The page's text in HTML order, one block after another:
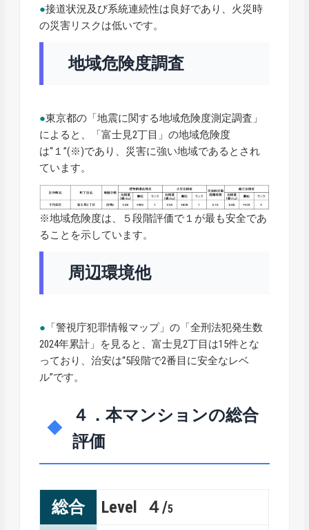
●接道状況及び系統連続性は良好であり、火災時
の災害リスクは低いです。
地域危険度調査
●東京都の「地震に関する地域危険度測定調査」
によると、「富士見2丁目」の地域危険度
は“１”(※)であり、災害に強い地域であるとされ
ています。
※地域危険度は、５段階評価で１が最も安全であ
ることを示しています。
周辺環境他
● 「警視庁犯罪情報マップ」の「全刑法犯発生数
2024年累計」を見ると、富士見2丁目は15件とな
っており、治安は“5段階で2番目に安全なレベ
ル”です。
４．本マンションの総合
評価
総合 Level ４/5